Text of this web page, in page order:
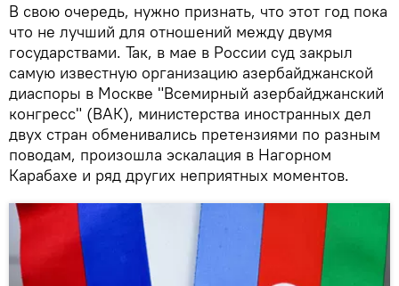
В свою очередь, нужно признать, что этот год пока
что не лучший для отношений между двумя
государствами. Так, в мае в России суд закрыл
самую известную организацию азербайджанской
диаспоры в Москве "Всемирный азербайджанский
конгресс" (ВАК), министерства иностранных дел
двух стран обменивались претензиями по разным
поводам, произошла эскалация в Нагорном
Карабахе и ряд других неприятных моментов.